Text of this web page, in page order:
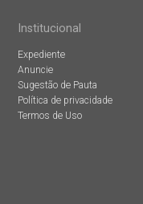
Institucional
Expediente
Anuncie
Sugestão de Pauta
Política de privacidade
Termos de Uso